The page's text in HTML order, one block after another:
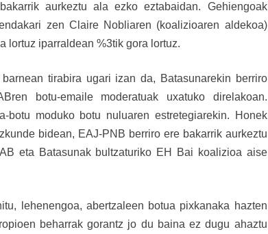
aurkeztu ala ezko eztabaidan. Gehiengoak
zen Claire Nobliaren (koalizioaren aldekoa)
lortuz iparraldean %3tik gora lortuz.
tirabira ugari izan da, Batasunarekin berriro
botu-emaile moderatuak uxatuko direlakoan.
botu moduko botu nuluaren estretegiarekin. Honek
bidean, EAJ-PNB berriro ere bakarrik aurkeztu
eta Batasunak bultzaturiko EH Bai koalizioa aise
lehenengoa, abertzaleen botua pixkanaka hazten
beharrak gorantz jo du baina ez dugu ahaztu